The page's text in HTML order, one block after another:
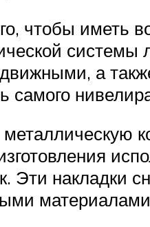
чтобы иметь
а
самого
накладки